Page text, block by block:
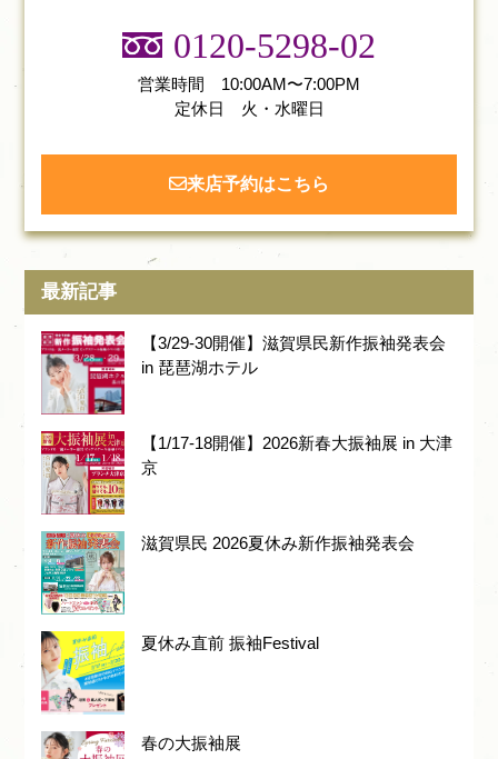
0120-5298-02
営業時間 10:00AM〜7:00PM
定休日 火・水曜日
来店予約はこちら
最新記事
【3/29-30開催】滋賀県民新作振袖発表会
in 琵琶湖ホテル
【1/17-18開催】2026新春大振袖展 in 大津
京
滋賀県民 2026夏休み新作振袖発表会
夏休み直前 振袖Festival
春の大振袖展